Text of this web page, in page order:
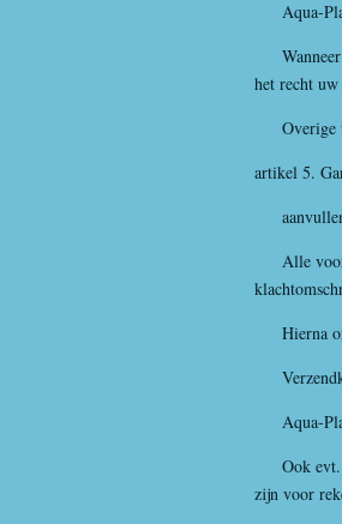
Aqua-
Wanneer
het recht
Overige
artikel 5.
Alle voor
Hierna
Aqua-
Ook evt.
zijn voor